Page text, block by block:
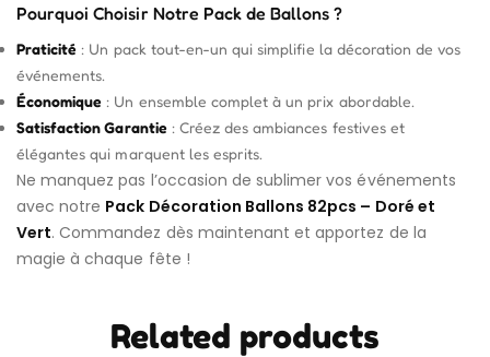
Pourquoi Choisir Notre Pack de Ballons ?
Praticité : Un pack tout-en-un qui simplifie la décoration de vos
événements.
Économique : Un ensemble complet à un prix abordable.
Satisfaction Garantie: Créez des ambiances festives et
élégantes qui marquent les esprits.
Ne manquez pas l’occasion de sublimer vos événements
avec notre Pack Décoration Ballons 82pcs – Doré et
Vert. Commandez dès maintenant et apportez de la
magie à chaque fête !
Related products